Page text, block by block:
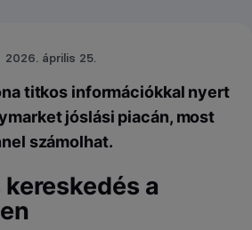
2026. április 25.
titkos információkkal nyert
jóslási piacán, most
számolhat.
a